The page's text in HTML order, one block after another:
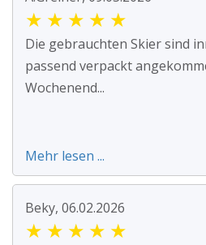
★ ★ ★ ★ ★
Die gebrauchten Skier sind
passend verpackt
Wochenend...
Mehr lesen ...
Beky, 06.02.2026
★ ★ ★ ★ ★